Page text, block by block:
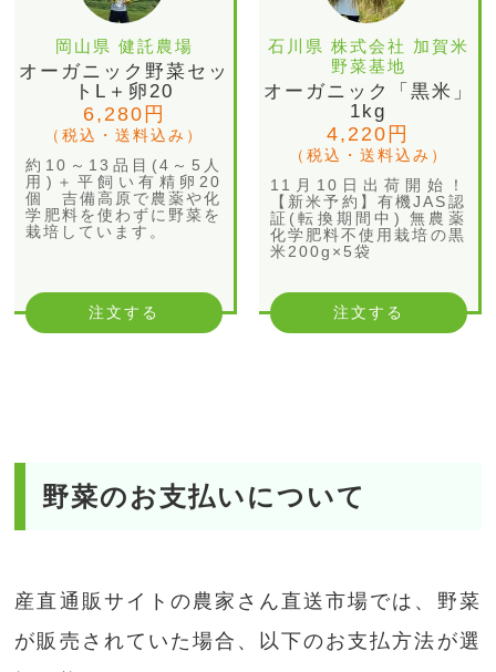
岡山県 健託農場
オーガニック野菜セッ
トL＋卵20
6,280円
（税込・送料込み）
約10～13品目(4～5人
用)＋平飼い有精卵20
個 吉備高原で農薬や化
学肥料を使わずに野菜を
栽培しています。
注文する
石川県 株式会社 加賀米
野菜基地
オーガニック「黒米」
1kg
4,220円
（税込・送料込み）
11月10日出荷開始！
【新米予約】有機JAS認
証(転換期間中) 無農薬
化学肥料不使用栽培の黒
米200g×5袋
注文する
野菜のお支払いについて
産直通販サイトの農家さん直送市場では、野菜
が販売されていた場合、以下のお支払方法が選